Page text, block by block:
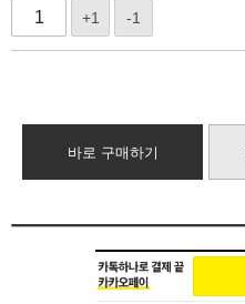
+1 -1
바로 구매하기